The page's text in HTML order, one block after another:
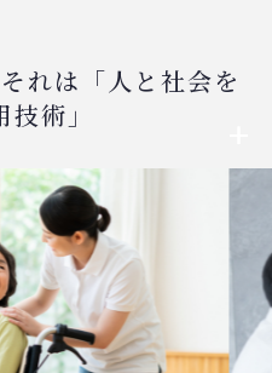
れは「人と社会を
術」